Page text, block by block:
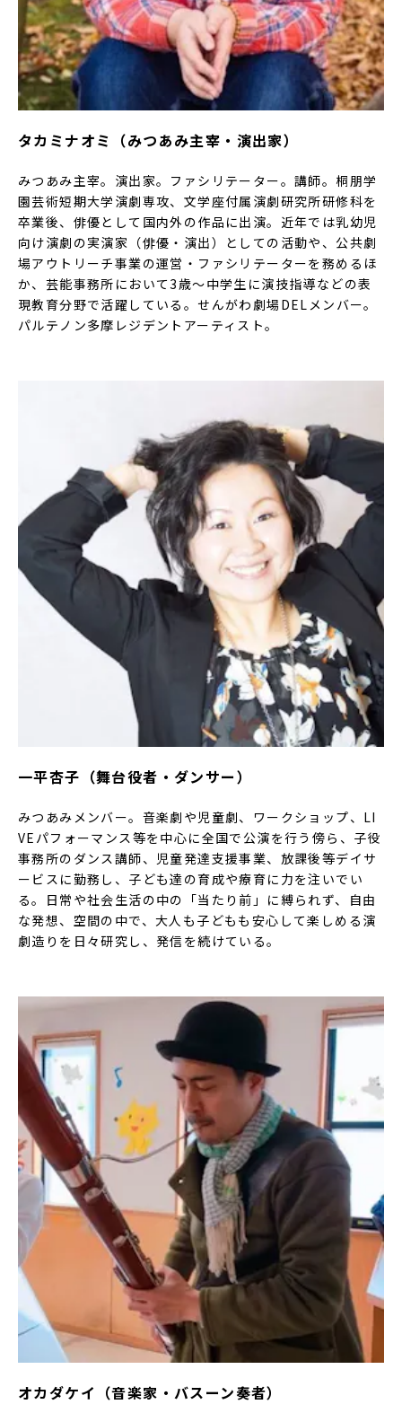
タカミナオミ（みつあみ主宰・演出家）
みつあみ主宰。演出家。ファシリテーター。講師。桐朋学
園芸術短期大学演劇専攻、文学座付属演劇研究所研修科を
卒業後、俳優として国内外の作品に出演。近年では乳幼児
向け演劇の実演家（俳優・演出）としての活動や、公共劇
場アウトリーチ事業の運営・ファシリテーターを務めるほ
か、芸能事務所において3歳～中学生に演技指導などの表
現教育分野で活躍している。せんがわ劇場DELメンバー。
パルテノン多摩レジデントアーティスト。
一平杏子（舞台役者・ダンサー）
みつあみメンバー。音楽劇や児童劇、ワークショップ、LI
VEパフォーマンス等を中心に全国で公演を行う傍ら、子役
事務所のダンス講師、児童発達支援事業、放課後等デイサ
ービスに勤務し、子ども達の育成や療育に力を注いでい
る。日常や社会生活の中の「当たり前」に縛られず、自由
な発想、空間の中で、大人も子どもも安心して楽しめる演
劇造りを日々研究し、発信を続けている。
オカダケイ（音楽家・バスーン奏者）